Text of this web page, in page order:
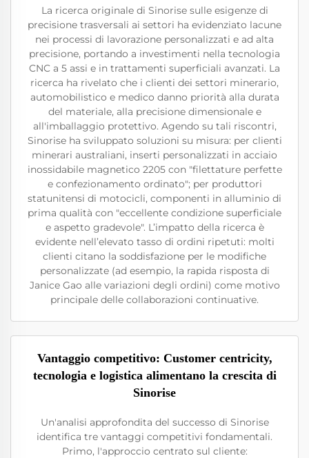
La ricerca originale di Sinorise sulle esigenze di
precisione trasversali ai settori ha evidenziato lacune
nei processi di lavorazione personalizzati e ad alta
precisione, portando a investimenti nella tecnologia
CNC a 5 assi e in trattamenti superficiali avanzati. La
ricerca ha rivelato che i clienti dei settori minerario,
automobilistico e medico danno priorità alla durata
del materiale, alla precisione dimensionale e
all'imballaggio protettivo. Agendo su tali riscontri,
Sinorise ha sviluppato soluzioni su misura: per clienti
minerari australiani, inserti personalizzati in acciaio
inossidabile magnetico 2205 con "filettature perfette
e confezionamento ordinato"; per produttori
statunitensi di motocicli, componenti in alluminio di
prima qualità con "eccellente condizione superficiale
e aspetto gradevole". L’impatto della ricerca è
evidente nell’elevato tasso di ordini ripetuti: molti
clienti citano la soddisfazione per le modifiche
personalizzate (ad esempio, la rapida risposta di
Janice Gao alle variazioni degli ordini) come motivo
principale delle collaborazioni continuative.
Vantaggio competitivo: Customer centricity,
tecnologia e logistica alimentano la crescita di
Sinorise
Un'analisi approfondita del successo di Sinorise
identifica tre vantaggi competitivi fondamentali.
Primo, l'approccio centrato sul cliente: